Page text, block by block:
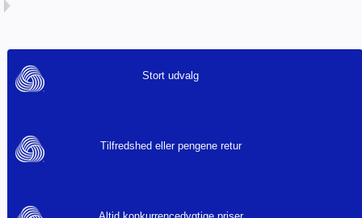
Stort udvalg
Tilfredshed eller pengene retur
Altid konkurrencedygtige priser